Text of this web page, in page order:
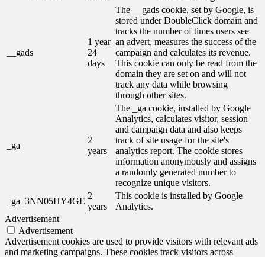
__gads
1 year
24
days
The __gads cookie, set by Google, is
stored under DoubleClick domain and
tracks the number of times users see
an advert, measures the success of the
campaign and calculates its revenue.
This cookie can only be read from the
domain they are set on and will not
track any data while browsing
through other sites.
_ga
2
years
The _ga cookie, installed by Google
Analytics, calculates visitor, session
and campaign data and also keeps
track of site usage for the site's
analytics report. The cookie stores
information anonymously and assigns
a randomly generated number to
recognize unique visitors.
_ga_3NN05HY4GE
2
years
This cookie is installed by Google
Analytics.
Advertisement
Advertisement
Advertisement cookies are used to provide visitors with relevant ads
and marketing campaigns. These cookies track visitors across